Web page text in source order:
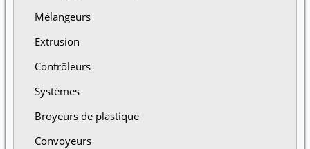
Mélangeurs
Extrusion
Contrôleurs
Systèmes
Broyeurs de plastique
Convoyeurs